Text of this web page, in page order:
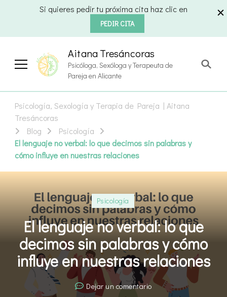
Si quieres pedir tu próxima cita haz clic en
PEDIR CITA
Aitana Tresáncoras
Psicóloga, Sexóloga y Terapeuta de
Pareja en Alicante
Psicología, Sexología y Terapia de Pareja | Aitana
Tresáncoras
Blog
Psicología
El lenguaje no verbal: lo que decimos sin palabras y
cómo influye en nuestras relaciones
Psicología
El lenguaje no verbal: lo que
decimos sin palabras y cómo
influye en nuestras relaciones
Dejar un comentarioen